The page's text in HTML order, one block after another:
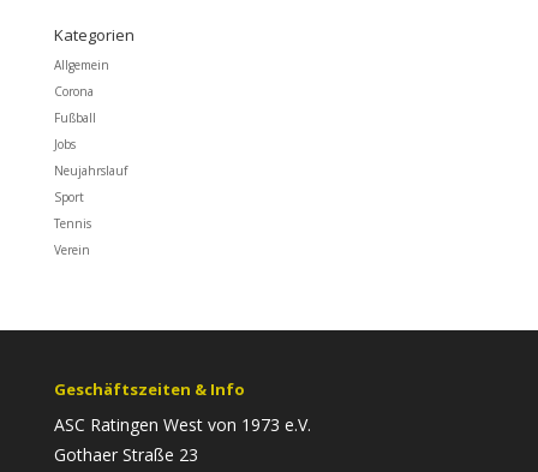
Kategorien
Allgemein
Corona
Fußball
Jobs
Neujahrslauf
Sport
Tennis
Verein
Geschäftszeiten & Info
ASC Ratingen West von 1973 e.V.
Gothaer Straße 23